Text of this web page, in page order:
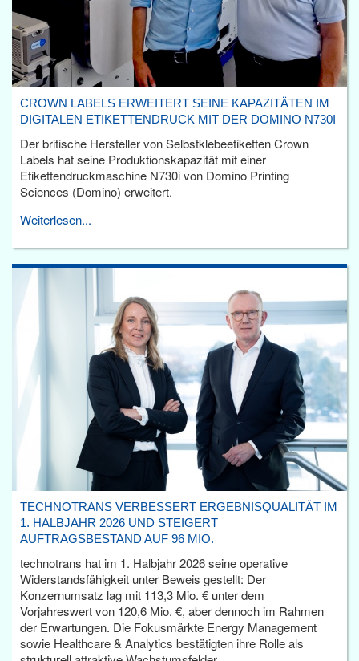
CROWN LABELS ERWEITERT SEINE KAPAZITÄTEN IM
DIGITALEN ETIKETTENDRUCK MIT DER DOMINO N730I
Der britische Hersteller von Selbstklebeetiketten Crown
Labels hat seine Produktionskapazität mit einer
Etikettendruckmaschine N730i von Domino Printing
Sciences (Domino) erweitert.
Weiterlesen...
TECHNOTRANS VERBESSERT ERGEBNISQUALITÄT IM
1. HALBJAHR 2026 UND STEIGERT
AUFTRAGSBESTAND AUF 96 MIO.
technotrans hat im 1. Halbjahr 2026 seine operative
Widerstandsfähigkeit unter Beweis gestellt: Der
Konzernumsatz lag mit 113,3 Mio. € unter dem
Vorjahreswert von 120,6 Mio. €, aber dennoch im Rahmen
der Erwartungen. Die Fokusmärkte Energy Management
sowie Healthcare & Analytics bestätigten ihre Rolle als